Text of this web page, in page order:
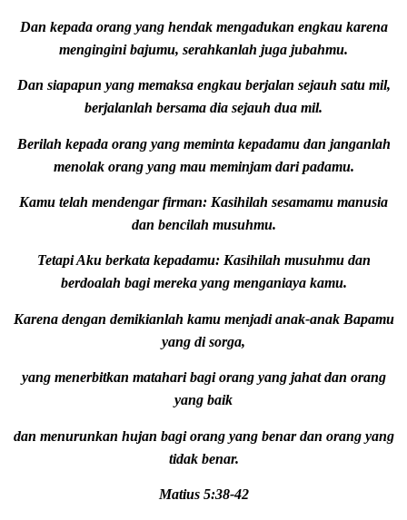
Dan kepada orang yang hendak mengadukan engkau karena
mengingini bajumu, serahkanlah juga jubahmu.
Dan siapapun yang memaksa engkau berjalan sejauh satu mil,
berjalanlah bersama dia sejauh dua mil.
Berilah kepada orang yang meminta kepadamu dan janganlah
menolak orang yang mau meminjam dari padamu.
Kamu telah mendengar firman: Kasihilah sesamamu manusia
dan bencilah musuhmu.
Tetapi Aku berkata kepadamu: Kasihilah musuhmu dan
berdoalah bagi mereka yang menganiaya kamu.
Karena dengan demikianlah kamu menjadi anak-anak Bapamu
yang di sorga,
yang menerbitkan matahari bagi orang yang jahat dan orang
yang baik
dan menurunkan hujan bagi orang yang benar dan orang yang
tidak benar.
Matius 5:38-42